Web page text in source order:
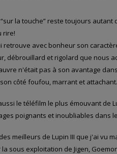
la touche” reste toujours
rire!
retrouve avec bonheur son
débrouillard et rigolard que nous
n'était pas à son avantage
côté foufou, marrant et attachant.
le téléfilm le plus émouvant de
poignants et inoubliables dans
meilleurs de Lupin III que j'ai vu
sous exploitation de Jigen,